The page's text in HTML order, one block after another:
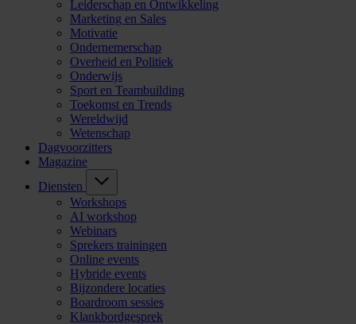
Leiderschap en Ontwikkeling
Marketing en Sales
Motivatie
Ondernemerschap
Overheid en Politiek
Onderwijs
Sport en Teambuilding
Toekomst en Trends
Wereldwijd
Wetenschap
Dagvoorzitters
Magazine
Diensten
Workshops
AI workshop
Webinars
Sprekers trainingen
Online events
Hybride events
Bijzondere locaties
Boardroom sessies
Klankbordgesprek